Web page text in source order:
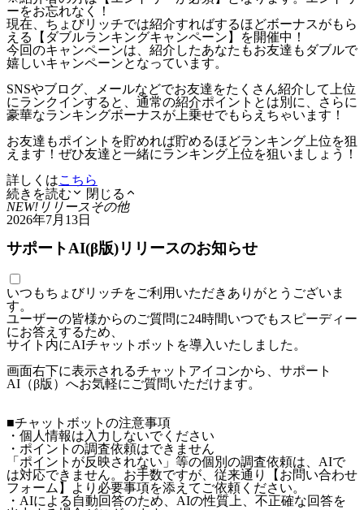
ーをお忘れなく！
現在、ちょびリッチでは紹介すればするほどボーナスがもら
える【ダブルランキングキャンペーン】を開催中！
今回のキャンペーンは、紹介したあなたもお友達もダブルで
嬉しいキャンペーンとなっています。
SNSやブログ、メールなどでお友達をたくさん紹介して上位
にランクインすると、通常の紹介ポイントとは別に、さらに
豪華なランキングボーナスが上乗せでもらえちゃいます！
お友達もポイントを貯めれば貯めるほどランキング上位を狙
えます！ぜひ友達と一緒にランキング上位を狙いましょう！
詳しくはこちら
続きを読む
閉じる
NEW! リリースその他
2026年7月13日
サポートAI(β版)リリースのお知らせ
いつもちょびリッチをご利用いただきありがとうございま
す。
ユーザーの皆様からのご質問に24時間いつでもスピーディー
にお答えするため、
サイト内にAIチャットボットを導入いたしました。
画面右下に表示されるチャットアイコンから、サポート
AI（β版）へお気軽にご質問いただけます。
■チャットボットの注意事項
・個人情報は入力しないでください
・ポイントの調査依頼はできません
「ポイントが反映されない」等の個別の調査依頼は、AIで
は対応できません。お手数ですが、従来通り【お問い合わせ
フォーム】より必要事項を添えてご依頼ください。
・AIによる自動回答のため、AIの性質上、不正確な回答を